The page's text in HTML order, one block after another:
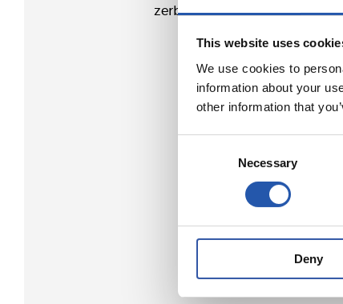
This website uses
We use cookies to
information about your
other information that
Necessary
Deny
zerbitzuen etengabeko